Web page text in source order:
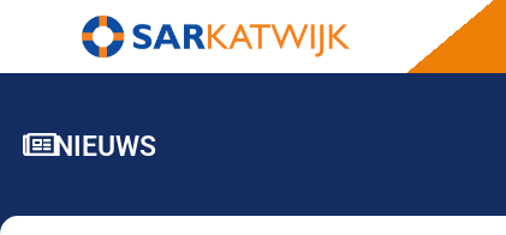
NIEUWS